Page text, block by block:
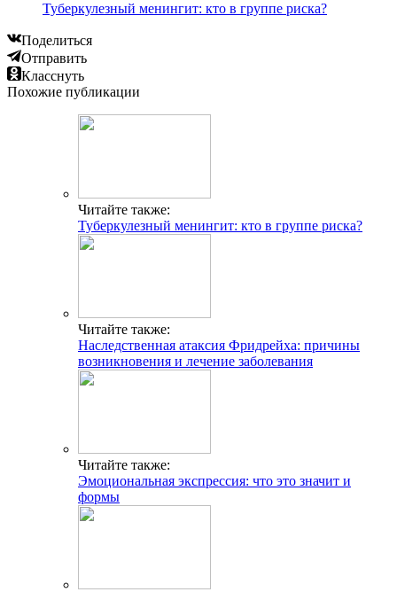
Туберкулезный менингит: кто в группе риска?
Поделиться
Отправить
Класснуть
Похожие публикации
Читайте также:
Туберкулезный менингит: кто в группе риска?
Читайте также:
Наследственная атаксия Фридрейха: причины
возникновения и лечение заболевания
Читайте также:
Эмоциональная экспрессия: что это значит и
формы